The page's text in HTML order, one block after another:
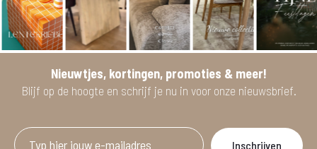
Nieuwtjes, kortingen, promoties & meer!
Blijf op de hoogte en schrijf je nu in voor onze nieuwsbrief.